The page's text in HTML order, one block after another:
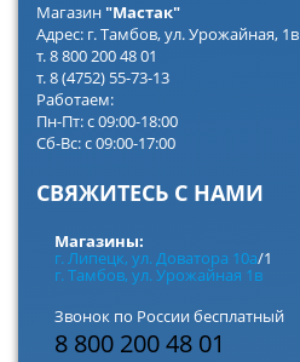
Магазин"Мастак"
Адрес: г. Тамбов, ул. Урожайная, 1в
т. 8 800 200 48 01
т. 8 (4752) 55-73-13
Работаем:
Пн-Пт: с 09:00-18:00
Сб-Вс: с 09:00-17:00
СВЯЖИТЕСЬ С НАМИ
Магазины:
г. Липецк, ул. Доватора 10а/1
г. Тамбов, ул. Урожайная 1в
Звонок по России бесплатный
8 800 200 48 01